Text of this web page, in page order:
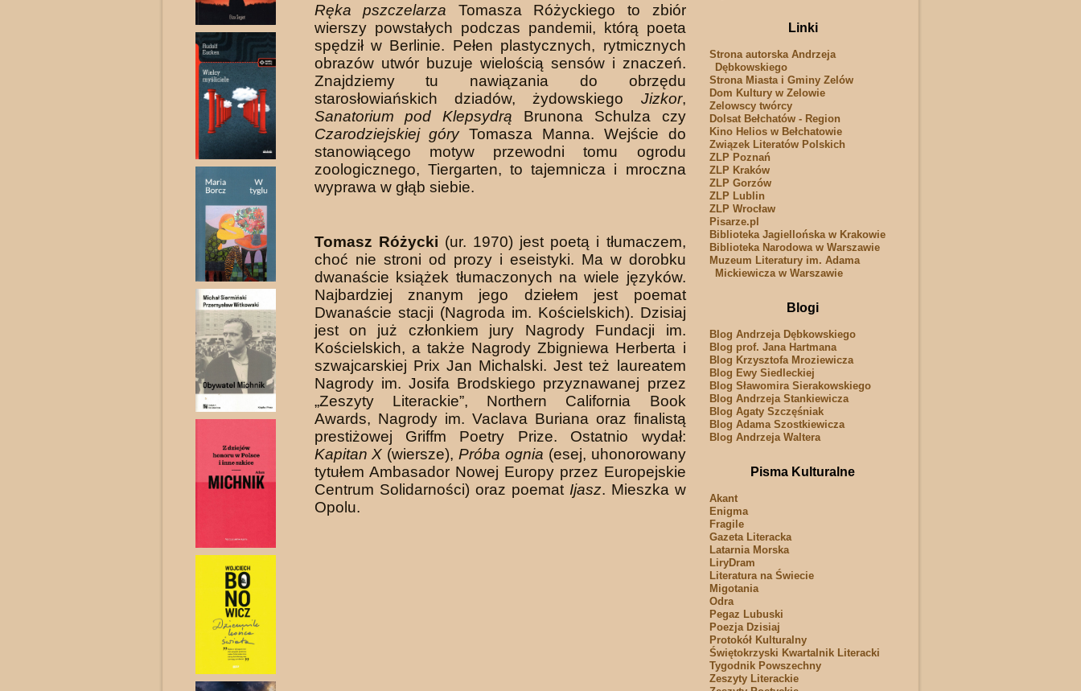
Ręka pszczelarza Tomasza Różyckiego to zbiór
wierszy powstałych podczas pandemii, którą poeta
spędził w Berlinie. Pełen plastycznych, rytmicznych
obrazów utwór buzuje wielością sensów i znaczeń.
Znajdziemy tu nawiązania do obrzędu
starosłowiańskich dziadów, żydowskiego Jizkor,
Sanatorium pod Klepsydrą Brunona Schulza czy
Czarodziejskiej góryTomasza Manna. Wejście do
stanowiącego motyw przewodni tomu ogrodu
zoologicznego, Tiergarten, to tajemnicza i mroczna
wyprawa w głąb siebie.
Tomasz Różycki (ur. 1970) jest poetą i tłumaczem,
choć nie stroni od prozy i eseistyki. Ma w dorobku
dwanaście książek tłumaczonych na wiele języków.
Najbardziej znanym jego dziełem jest poemat
Dwanaście stacji (Nagroda im. Kościelskich). Dzisiaj
jest on już członkiem jury Nagrody Fundacji im.
Kościelskich, a także Nagrody Zbigniewa Herberta i
szwajcarskiej Prix Jan Michalski. Jest też laureatem
Nagrody im. Josifa Brodskiego przyznawanej przez
„Zeszyty Literackie”, Northern California Book
Awards, Nagrody im. Vaclava Buriana oraz finalistą
prestiżowej Griffm Poetry Prize. Ostatnio wydał:
Kapitan X (wiersze),Próba ognia (esej, uhonorowany
tytułem Ambasador Nowej Europy przez Europejskie
Centrum Solidarności) oraz poemat Ijasz. Mieszka w
Opolu.
Linki
Strona autorska Andrzeja
Dębkowskiego
Strona Miasta i Gminy Zelów
Dom Kultury w Zelowie
Zelowscy twórcy
Dolsat Bełchatów - Region
Kino Helios w Bełchatowie
Związek Literatów Polskich
ZLP Poznań
ZLP Kraków
ZLP Gorzów
ZLP Lublin
ZLP Wrocław
Pisarze.pl
Biblioteka Jagiellońska w Krakowie
Biblioteka Narodowa w Warszawie
Muzeum Literatury im. Adama
Mickiewicza w Warszawie
Blogi
Blog Andrzeja Dębkowskiego
Blog prof. Jana Hartmana
Blog Krzysztofa Mroziewicza
Blog Ewy Siedleckiej
Blog Sławomira Sierakowskiego
Blog Andrzeja Stankiewicza
Blog Agaty Szczęśniak
Blog Adama Szostkiewicza
Blog Andrzeja Waltera
Pisma Kulturalne
Akant
Enigma
Fragile
Gazeta Literacka
Latarnia Morska
LiryDram
Literatura na Świecie
Migotania
Odra
Pegaz Lubuski
Poezja Dzisiaj
Protokół Kulturalny
Świętokrzyski Kwartalnik Literacki
Tygodnik Powszechny
Zeszyty Literackie